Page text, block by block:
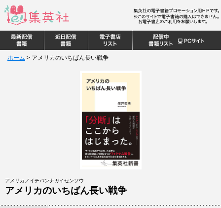
ホーム > アメリカのいちばん長い戦争
アメリカノイチバンナガイセンソウ
アメリカのいちばん長い戦争